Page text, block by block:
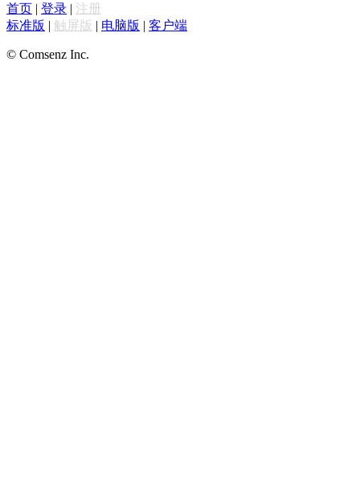
首页 | 登录 | 注册
标准版 | 触屏版 | 电脑版 | 客户端
© Comsenz Inc.